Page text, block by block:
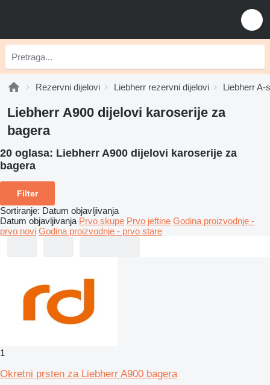
Rezervni dijelovi Liebherr rezervni dijelovi Liebherr A-
Liebherr A900 dijelovi karoserije za
bagerа
20 oglasa: Liebherr A900 dijelovi karoserije za
bagerа
Filter
Sortiranje: Datum objavljivanja
Datum objavljivanja Prvo skupe Prvo jeftine Godina proizvodnje -
prvo novi Godina proizvodnje - prvo stare
1
Okretni prsten za Liebherr A900 bagera